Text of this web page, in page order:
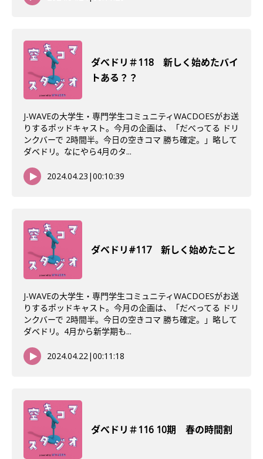
ダべドリ＃118 新しく始めたバイ
トある？？
J-WAVEの大学生・専門学生コミュニティWACDOESがお送
りするポッドキャスト。今月の企画は、「だべってる ドリ
ンクバーで 2時間半。今日の空きコマ 勝ち確定。」略して
ダベドリ。なにやら4月のタ...
2024.04.23 |00:10:39
ダベドリ#117 新しく始めたこと
J-WAVEの大学生・専門学生コミュニティWACDOESがお送
りするポッドキャスト。今月の企画は、「だべってる ドリ
ンクバーで 2時間半。今日の空きコマ 勝ち確定。」略して
ダベドリ。4月から新学期も...
2024.04.22|00:11:18
ダべドリ＃116 10期 春の時間割